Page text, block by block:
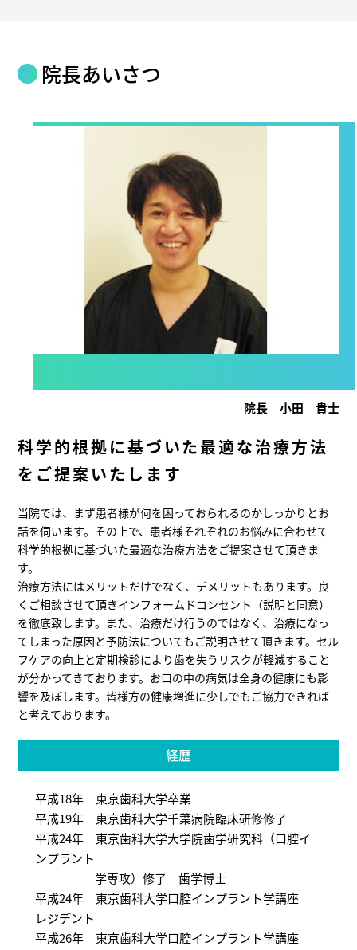
院長あいさつ
科学的根拠に基づいた最適な治療方法
をご提案いたします
当院では、まず患者様が何を困っておられるのかしっかりとお
話を伺います。その上で、患者様それぞれのお悩みに合わせて
科学的根拠に基づいた最適な治療方法をご提案させて頂きま
す。
治療方法にはメリットだけでなく、デメリットもあります。良
くご相談させて頂きインフォームドコンセント（説明と同意）
を徹底致します。また、治療だけ行うのではなく、治療になっ
てしまった原因と予防法についてもご説明させて頂きます。セル
フケアの向上と定期検診により歯を失うリスクが軽減すること
が分かってきております。お口の中の病気は全身の健康にも影
響を及ぼします。皆様方の健康増進に少しでもご協力できれば
と考えております。
院長 小田 貴士
経歴
平成18年 東京歯科大学卒業
平成19年 東京歯科大学千葉病院臨床研修修了
平成24年 東京歯科大学大学院歯学研究科（口腔イ
ンプラント
学専攻）修了 歯学博士
平成24年 東京歯科大学口腔インプラント学講座
レジデント
平成26年 東京歯科大学口腔インプラント学講座